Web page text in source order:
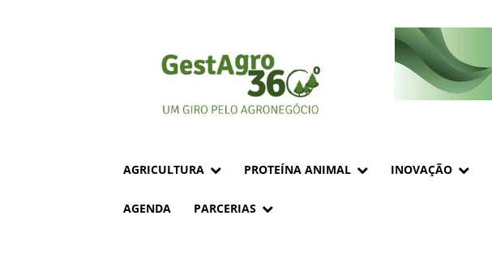
AGRICULTURA PROTEÍNA ANIMAL INOVAÇÃO
AGENDA PARCERIAS